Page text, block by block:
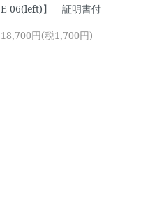
E-06(left)】 証明書付
18,700円(税1,700円)